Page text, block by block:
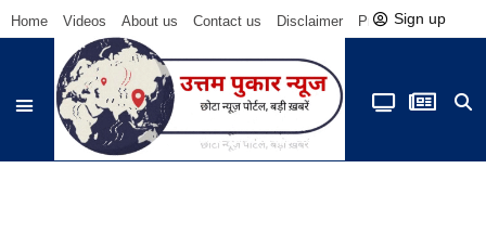
Home Videos About us Contact us Disclaimer Privacy Policy
Sign up